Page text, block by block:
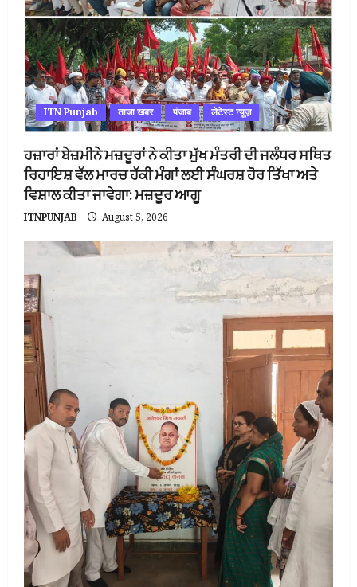
ITN Punjab ताजा खबर पंजाब लेटेस्ट न्यूज़
ਹਜ਼ਾਰਾਂ ਬੇਜ਼ਮੀਨੇ ਮਜ਼ਦੂਰਾਂ ਨੇ ਕੀਤਾ ਮੁੱਖ ਮੰਤਰੀ ਦੀ ਜਲੰਧਰ ਸਥਿਤ
ਰਿਹਾਇਸ਼ ਵੱਲ ਮਾਰਚ ਹੱਕੀ ਮੰਗਾਂ ਲਈ ਸੰਘਰਸ਼ ਹੋਰ ਤਿੱਖਾ ਅਤੇ
ਵਿਸ਼ਾਲ ਕੀਤਾ ਜਾਵੇਗਾ: ਮਜ਼ਦੂਰ ਆਗੂ
ITNPUNJAB August 5, 2026